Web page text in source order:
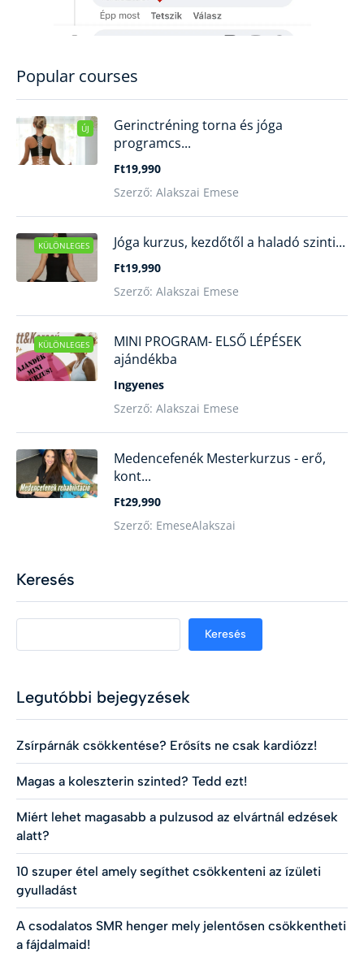
Popular courses
ÚJ
Gerinctréning torna és jóga
programcs...
Ft19,990
Szerző: Alakszai Emese
KÜLÖNLEGES Jóga kurzus, kezdőtől a haladó szinti...
Ft19,990
Szerző: Alakszai Emese
KÜLÖNLEGES
MINI PROGRAM- ELSŐ LÉPÉSEK
ajándékba
Ingyenes
Szerző: Alakszai Emese
Medencefenék Mesterkurzus - erő,
kont...
Ft29,990
Szerző: EmeseAlakszai
Keresés
Keresés
Legutóbbi bejegyzések
Zsírpárnák csökkentése? Erősíts ne csak kardiózz!
Magas a koleszterin szinted? Tedd ezt!
Miért lehet magasabb a pulzusod az elvártnál edzések
alatt?
10 szuper étel amely segíthet csökkenteni az ízületi
gyulladást
A csodalatos SMR henger mely jelentősen csökkentheti
a fájdalmaid!